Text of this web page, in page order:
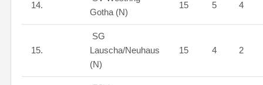
14.
Gotha (N)
15 5 4
15.
SG
Lauscha/Neuhaus
(N)
15 4 2